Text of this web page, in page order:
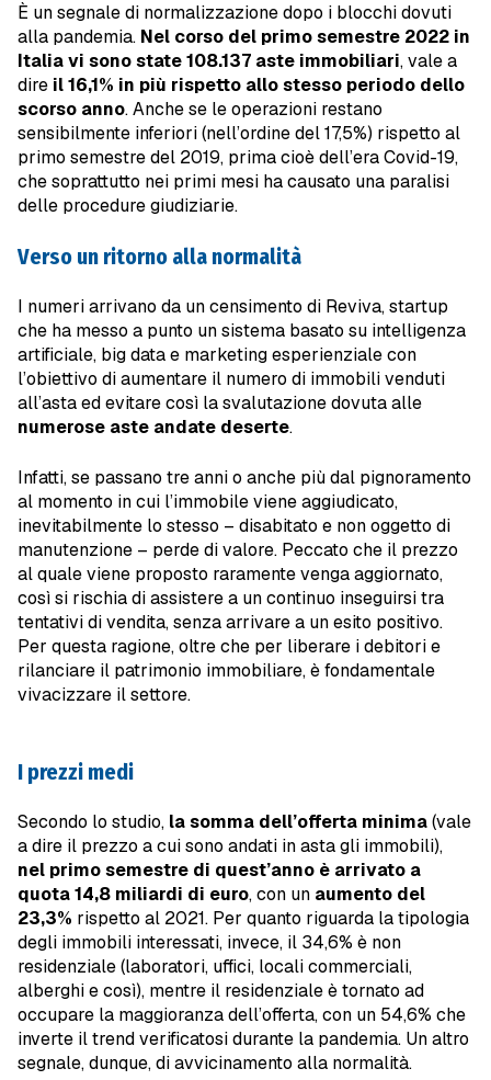
È un segnale di normalizzazione dopo i blocchi dovuti
alla pandemia. Nel corso del primo semestre 2022 in
Italia vi sono state 108.137 aste immobiliari, vale a
dire il 16,1% in più rispetto allo stesso periodo dello
scorso anno. Anche se le operazioni restano
sensibilmente inferiori (nell’ordine del 17,5%) rispetto al
primo semestre del 2019, prima cioè dell’era Covid-19,
che soprattutto nei primi mesi ha causato una paralisi
delle procedure giudiziarie.
Verso un ritorno alla normalità
I numeri arrivano da un censimento di Reviva, startup
che ha messo a punto un sistema basato su intelligenza
artificiale, big data e marketing esperienziale con
l’obiettivo di aumentare il numero di immobili venduti
all’asta ed evitare così la svalutazione dovuta alle
numerose aste andate deserte.
Infatti, se passano tre anni o anche più dal pignoramento
al momento in cui l’immobile viene aggiudicato,
inevitabilmente lo stesso – disabitato e non oggetto di
manutenzione – perde di valore. Peccato che il prezzo
al quale viene proposto raramente venga aggiornato,
così si rischia di assistere a un continuo inseguirsi tra
tentativi di vendita, senza arrivare a un esito positivo.
Per questa ragione, oltre che per liberare i debitori e
rilanciare il patrimonio immobiliare, è fondamentale
vivacizzare il settore.
I prezzi medi
Secondo lo studio, la somma dell’offerta minima(vale
a dire il prezzo a cui sono andati in asta gli immobili),
nel primo semestre di quest’anno è arrivato a
quota 14,8 miliardi di euro, con un aumento del
23,3% rispetto al 2021. Per quanto riguarda la tipologia
degli immobili interessati, invece, il 34,6% è non
residenziale (laboratori, uffici, locali commerciali,
alberghi e così), mentre il residenziale è tornato ad
occupare la maggioranza dell’offerta, con un 54,6% che
inverte il trend verificatosi durante la pandemia. Un altro
segnale, dunque, di avvicinamento alla normalità.